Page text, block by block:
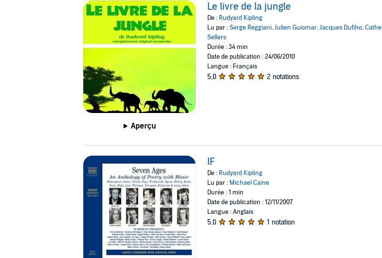
Aperçu
Le livre de la jungle
De : Rudyard Kipling
Lu par :Serge Reggiani,Julien Guiomar,Jacques Dufiho,
Sellers
Durée : 34 min
Date de publication : 24/06/2010
Langue : Français
5,0 2 notations
IF
De : Rudyard Kipling
Lu par : Michael Caine
Durée : 1 min
Date de publication : 12/11/2007
Langue : Anglais
5,0 1 notation